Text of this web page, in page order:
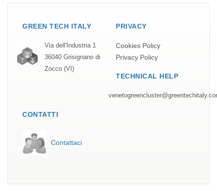
GREEN TECH ITALY
Via dell'Industria 1
36040 Grisignano di
Zocco (VI)
PRIVACY
Cookies Policy
Privacy Policy
TECHNICAL HELP
CONTATTI
Contattaci